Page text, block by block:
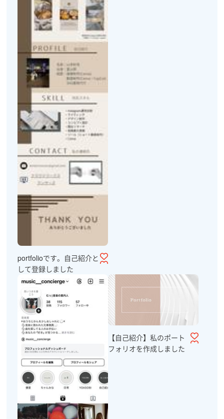
portfolioです。自己紹介と
して登録しました
【自己紹介】私のポート
フォリオを作成しました